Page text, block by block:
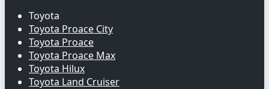
Toyota
Toyota Proace City
Toyota Proace
Toyota Proace Max
Toyota Hilux
Toyota Land Cruiser